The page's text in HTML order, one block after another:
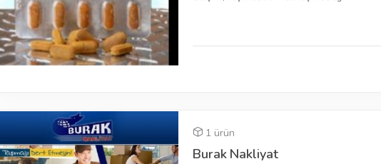
1 ürün
Burak Nakliyat